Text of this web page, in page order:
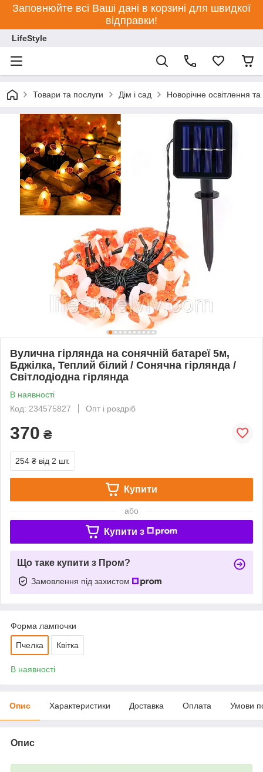
Заповнюйте всі Ваші дані в корзині для швидкої
відправки!
LifeStyle
Товари та послуги Дім і сад Новорічне освітлення
Вулична гірлянда на сонячній батареї 5м,
Бджілка, Теплий білий / Сонячна гірлянда /
Світлодіодна гірлянда
В наявності
Код: 234575827
Опт і роздріб
370 ₴
254 ₴ від 2 шт.
Купити
або
Купити з
Що таке купити з Пром?
Замовлення під захистом
Форма лампочки
Пчелка Квітка
В наявності
Опис Характеристики Доставка Оплата Умови
Опис